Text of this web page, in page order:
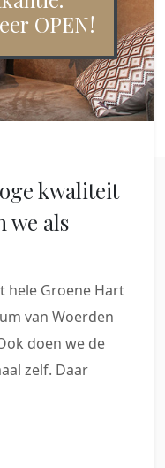
kwaliteit
we als
hele Groene Hart
van Woerden
doen we de
zelf. Daar
OPEN!